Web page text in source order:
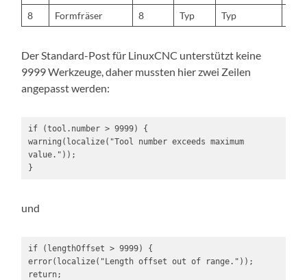
8
Formfräser 8 Typ Typ
Der Standard-Post für LinuxCNC unterstützt keine
9999 Werkzeuge, daher mussten hier zwei Zeilen
angepasst werden:
if (tool.number > 9999) {
warning(localize("Tool number exceeds maximum
value."));
}
und
if (lengthOffset > 9999) {
error(localize("Length offset out of range."));
return;